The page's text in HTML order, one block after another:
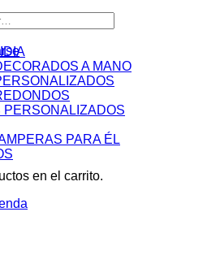
en el carrito.
A MANO
PERSONALIZADOS
PARA ÉL